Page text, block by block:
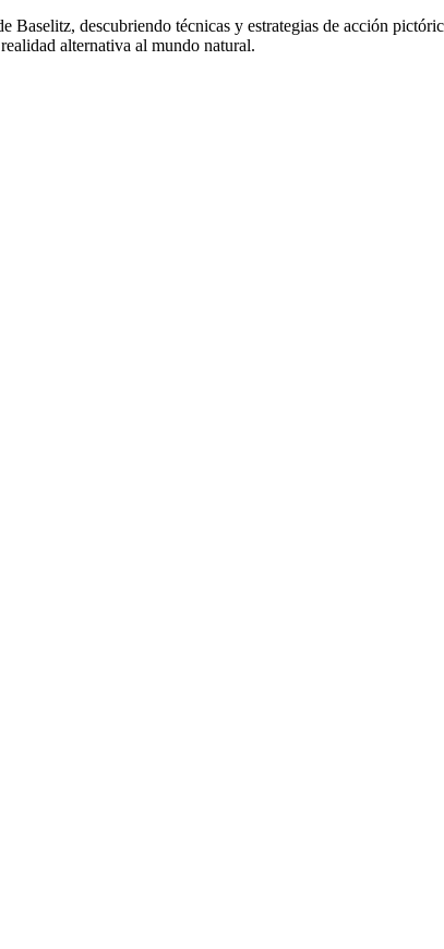
Baselitz, descubriendo técnicas y estrategias de acción
alternativa al mundo natural.